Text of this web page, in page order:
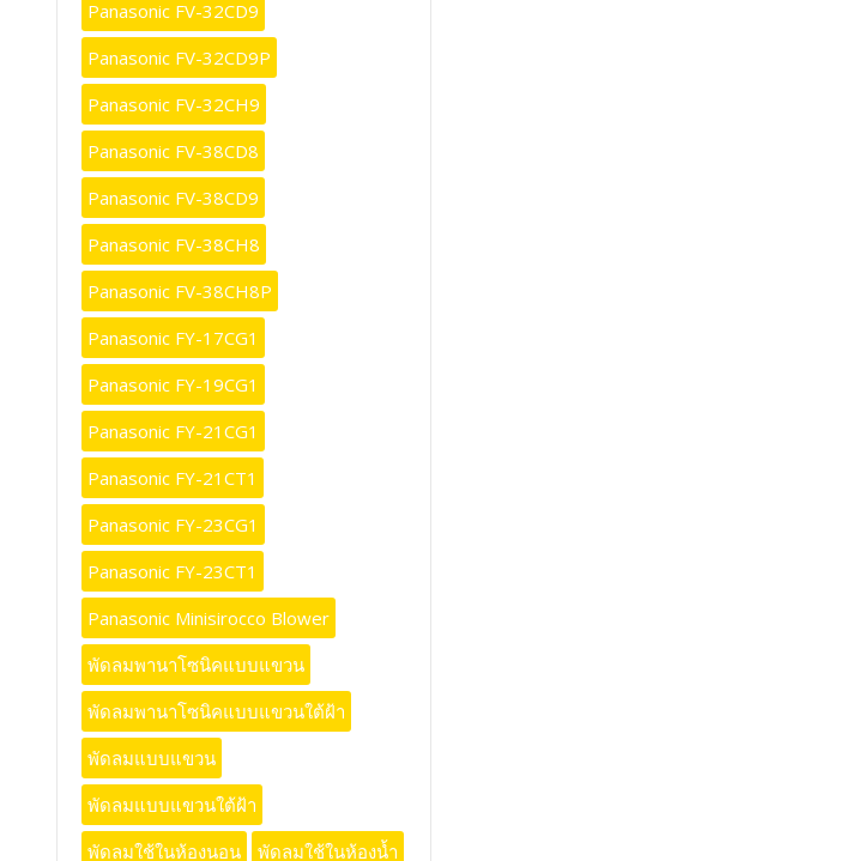
Panasonic FV-32CD9
Panasonic FV-32CD9P
Panasonic FV-32CH9
Panasonic FV-38CD8
Panasonic FV-38CD9
Panasonic FV-38CH8
Panasonic FV-38CH8P
Panasonic FY-17CG1
Panasonic FY-19CG1
Panasonic FY-21CG1
Panasonic FY-21CT1
Panasonic FY-23CG1
Panasonic FY-23CT1
Panasonic Minisirocco Blower
พัดลมพานาโซนิคแบบแขวน
พัดลมพานาโซนิคแบบแขวนใต้ฝ้า
พัดลมแบบแขวน
พัดลมแบบแขวนใต้ฝ้า
พัดลมใช้ในห้องนอน
พัดลมใช้ในห้องน้ำ